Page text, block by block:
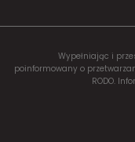
Wypełniając i
poinformowany o
RODO.